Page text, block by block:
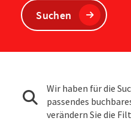
Suchen
Wir haben für die
passendes
verändern Sie die